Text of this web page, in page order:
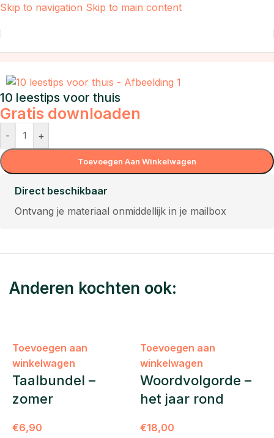
Skip to navigation Skip to main content
10 leestips voor thuis
Gratis downloaden
- +
Toevoegen Aan Winkelwagen
Direct beschikbaar
Ontvang je materiaal onmiddellijk in je mailbox
Anderen kochten ook:
Toevoegen aan
winkelwagen
Taalbundel –
zomer
€6,90
Toevoegen aan
winkelwagen
Woordvolgorde –
het jaar rond
€18,00